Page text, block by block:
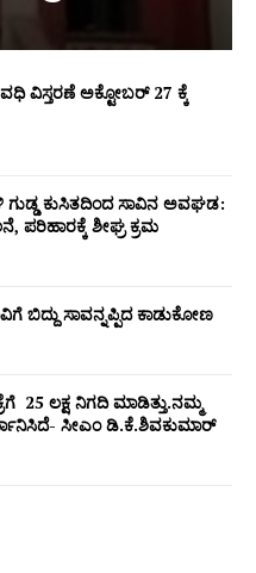
Telegram
Twitter
Email
Copy
Link
ವಿಸ್ತರಣೆ‌ ಅಕ್ಟೋಬರ್ 27 ಕ್ಕೆ
ಗುಡ್ಡ ಕುಸಿತದಿಂದ ಸಾವಿನ ಅವಘಡ:
ಶೀಘ್ರ ಕ್ರಮ
ಬಿದ್ದು ಸಾವನ್ನಪ್ಪಿದ ಕಾಡುಕೋಣ
₹ 25 ಲಕ್ಷ ನಿಗದಿ ಮಾಡಿತ್ತು.ನಮ್ಮ
ಸೀಎಂ ಡಿ.ಕೆ.ಶಿವಕುಮಾರ್